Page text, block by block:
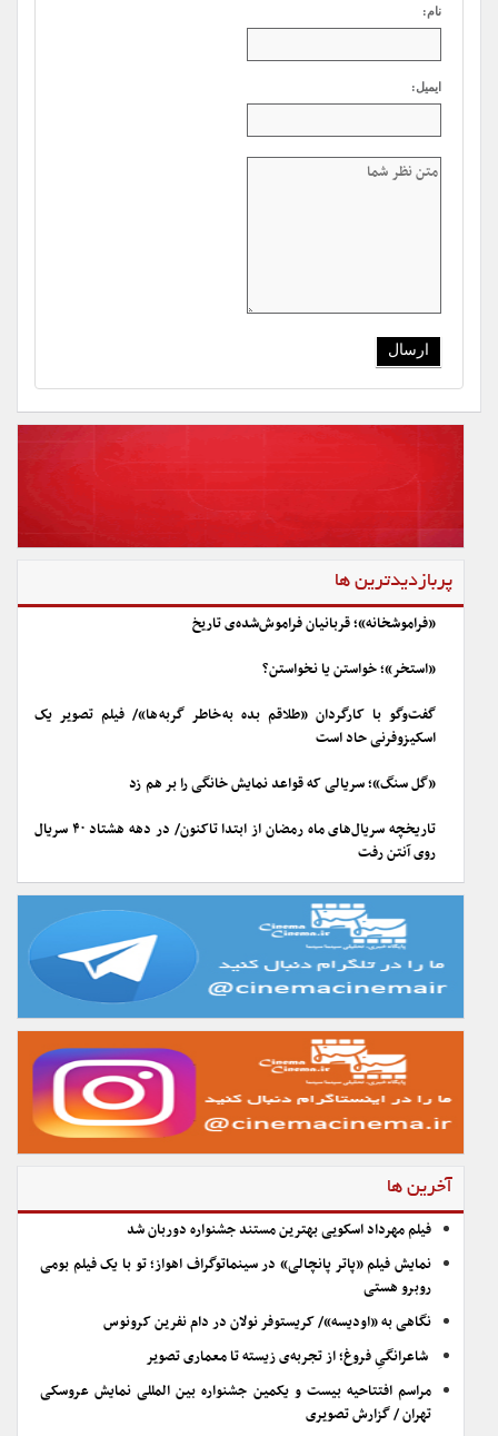
نام:
ایمیل:
پربازدیدترین ها
«فراموشخانه»؛ قربانیان فراموش‌شده‌ی تاریخ
«استخر»؛ خواستن یا نخواستن؟
گفت‌وگو با کارگردان «طلاقم بده به خاطر گربه ها»/ فیلم تصویر یک
اسکیزوفرنی حاد است
«گل سنگ»؛ سریالی که قواعد نمایش خانگی را بر هم زد
تاریخچه سریال‌های ماه رمضان از ابتدا تاکنون/ در دهه هشتاد ۴۰ سریال
روی آنتن رفت
آخرین ها
فیلم مهرداد اسکویی بهترین مستند جشنواره دوربان شد
نمایش فیلم «پاتر پانچالی» در سینماتوگراف اهواز؛ تو با یک فیلم بومی
روبرو هستی
نگاهی به «اودیسه»/ کریستوفر نولان در دام نفرین کرونوس
شاعرانگیِ فروغ؛ از تجربه‌ی زیسته تا معماری تصویر
مراسم افتتاحیه بیست و یکمین جشنواره بین المللی نمایش عروسکی
تهران / گزارش تصویری